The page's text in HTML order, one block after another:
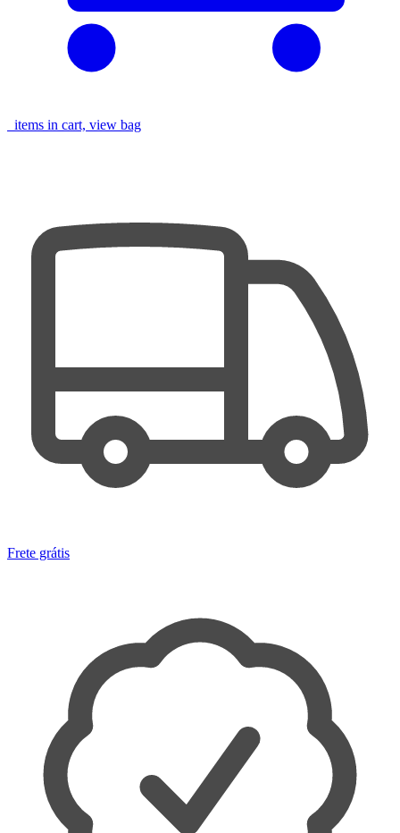
items in cart, view bag
Frete grátis